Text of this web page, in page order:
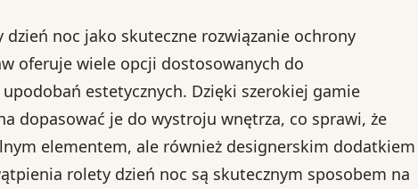
noc jako skuteczne rozwiązanie ochrony
oferuje wiele opcji dostosowanych do
estetycznych. Dzięki szerokiej gamie
dopasować je do wystroju wnętrza, co sprawi, że
elementem, ale również designerskim dodatkiem
rolety dzień noc są skutecznym sposobem na